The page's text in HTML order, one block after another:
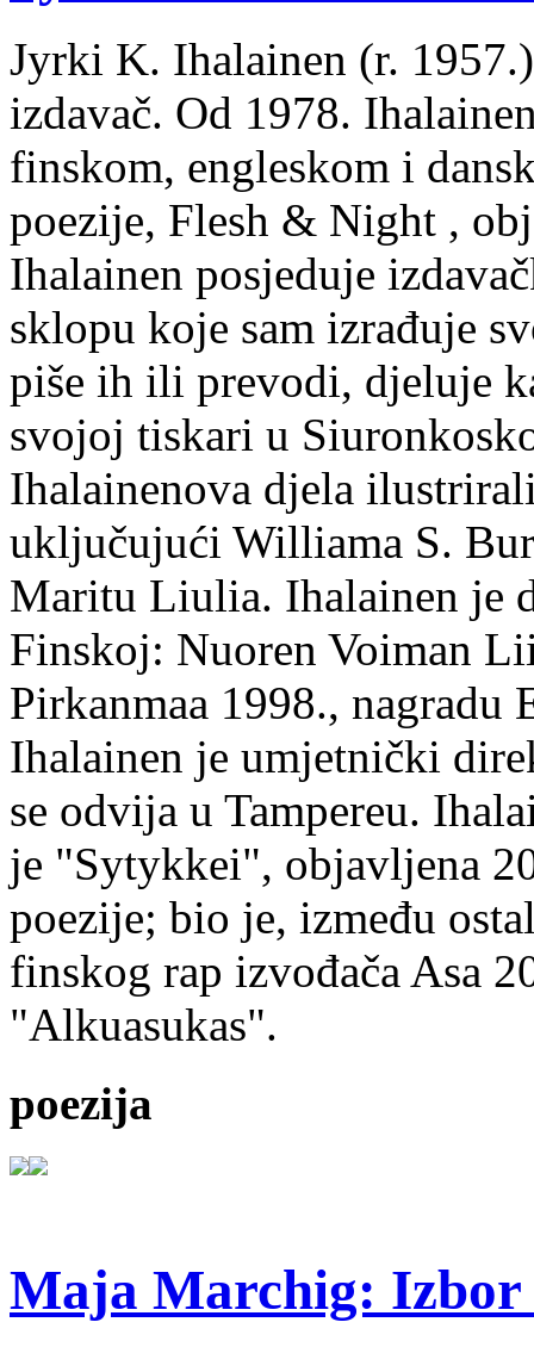
Jyrki K. Ihalainen (r.
izdavač. Od 1978.
finskom, engleskom i
poezije, Flesh & Night ,
Ihalainen posjeduje
sklopu koje sam izrađuje
piše ih ili prevodi, djeluje
svojoj tiskari u
Ihalainenova djela
uključujući Williama S.
Maritu Liulia. Ihalainen je
Finskoj: Nuoren Voiman
Pirkanmaa 1998.,
Ihalainen je umjetnički
se odvija u Tampereu.
je "Sytykkei", objavljena
poezije; bio je, između
finskog rap izvođača Asa
"Alkuasukas".
poezija
Maja Marchig: Izbor